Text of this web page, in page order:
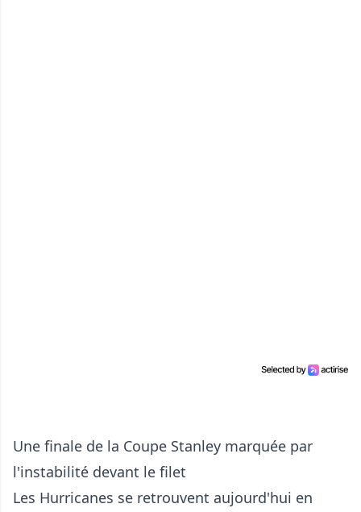
Une finale de la Coupe Stanley marquée par
l'instabilité devant le filet
Les Hurricanes se retrouvent aujourd'hui en